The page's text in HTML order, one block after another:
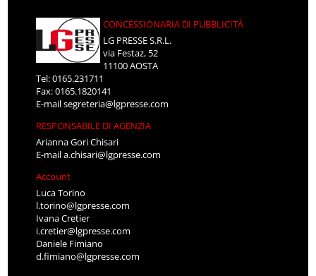
CONCESSIONARIA DI PUBBLICITÀ
LG PRESSE S.R.L.
via Festaz, 52
11100 AOSTA
Tel: 0165.231711
Fax: 0165.1820141
E-mailsegreteria@lgpresse.com
RESPONSABILE DI AGENZIA
Arianna Gori Chisari
E-maila.chisari@lgpresse.com
Account
Luca Torino
l.torino@lgpresse.com
Ivana Cretier
i.cretier@lgpresse.com
Daniele Fimiano
d.fimiano@lgpresse.com